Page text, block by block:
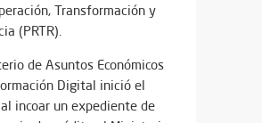
Transformación y
(PRTR).
de Asuntos Económicos
Digital inició el
incoar un expediente de